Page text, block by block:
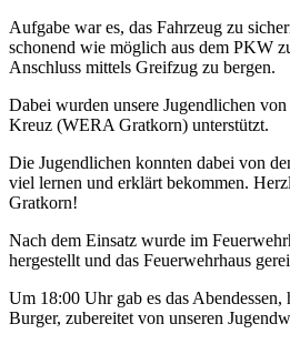
Aufgabe war es, das Fahrzeug zu
schonend wie möglich aus dem PKW
Anschluss mittels Greifzug zu bergen.
Dabei wurden unsere Jugendlichen
Kreuz (WERA Gratkorn) unterstützt.
Die Jugendlichen konnten dabei von
viel lernen und erklärt bekommen.
Gratkorn!
Nach dem Einsatz wurde im
hergestellt und das Feuerwehrhaus
Um 18:00 Uhr gab es das
Burger, zubereitet von unseren